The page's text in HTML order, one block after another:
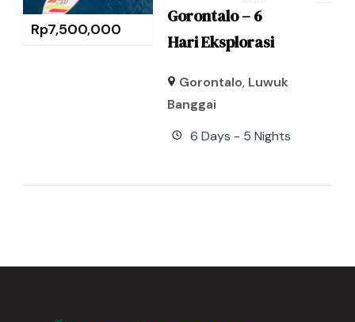
Rp7,500,000
Gorontalo – 6
Hari Eksplorasi
Gorontalo, Luwuk
Banggai
6 Days - 5 Nights